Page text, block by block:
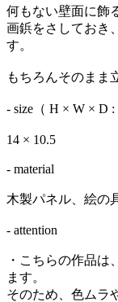
何もない壁面に飾
画鋲をさしておき
す。
もちろんそのまま
- size（ H × W × D :
14 × 10.5
- material
木製パネル、絵の
- attention
・こちらの作品は
ます。
そのため、色ムラ